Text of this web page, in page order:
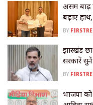
असम बाढ़
बढ़ाए
BY
झारखंड
सरकारें सुनें
BY
भाजपा को